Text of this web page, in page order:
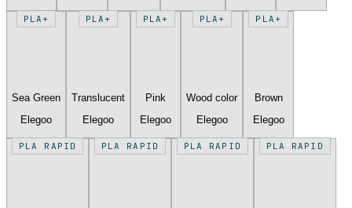
PLA+
Sea Green
Elegoo
PLA+
Translucent
Elegoo
PLA+
Pink
Elegoo
PLA+
Wood color
Elegoo
PLA+
Brown
Elegoo
PLA RAPID PLA RAPID PLA RAPID PLA RAPID